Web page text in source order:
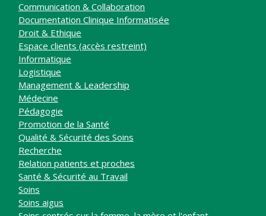
Communication & Collaboration
Documentation Clinique Informatisée
Droit & Ethique
Espace clients (accès restreint)
Informatique
Logistique
Management & Leadership
Médecine
Pédagogie
Promotion de la Santé
Qualité & Sécurité des Soins
Recherche
Relation patients et proches
Santé & Sécurité au Travail
Soins
Soins aigus